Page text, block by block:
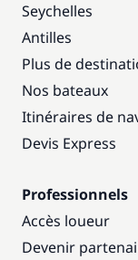
Seychelles
Antilles
Plus de
Nos bateaux
Itinéraires de
Devis Express
Professionnels
Accès loueur
Devenir